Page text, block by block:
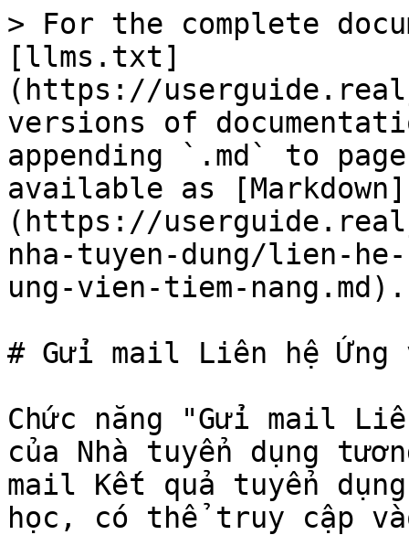
> For the complete
[llms.txt]
(https://
versions of
appending `.md` to
available as [Markdown]
(https://
nha-tuyen-dung/lien-
ung-vien-tiem-nang.md).
# Gửi mail Liên hệ Ứng
Chức năng "Gửi mail
của Nhà tuyển dụng
mail Kết quả tuyển
học, có thể truy cập